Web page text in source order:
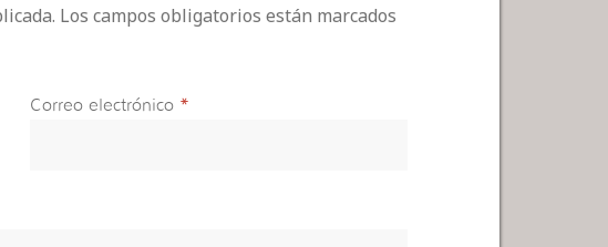
Los campos obligatorios están marcados
Correo electrónico *